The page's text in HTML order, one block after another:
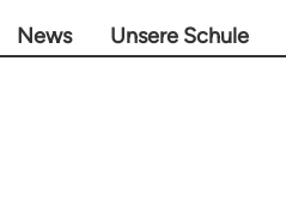
News Unsere Schule